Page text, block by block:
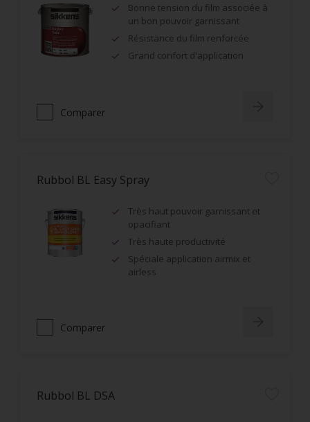
Bonne tension du film associée à
un bon pouvoir garnissant
Résistance du film renforcée
Grand confort d'application
Comparer
Rubbol BL Easy Spray
Très haut pouvoir garnissant et
opacifiant
Très haute productivité
Spéciale application airmix et
airless
Comparer
Rubbol BL DSA